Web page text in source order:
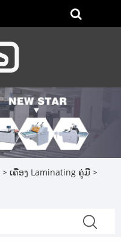
> ເຄື່ອງ Laminating ຄູ່ມື >